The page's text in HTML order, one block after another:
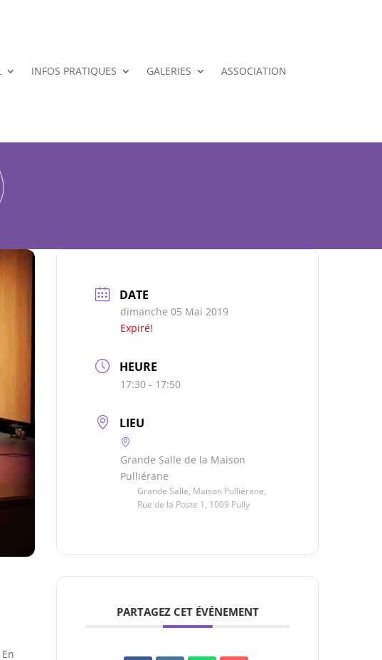
INFOS PRATIQUES GALERIES ASSOCIATION
DATE
dimanche 05 Mai 2019
Expiré!
HEURE
17:30 - 17:50
LIEU
Grande Salle de la Maison
Pulliérane
Grande Salle, Maison Pulliérane,
Rue de la Poste 1, 1009 Pully
PARTAGEZ CET ÉVÉNEMENT